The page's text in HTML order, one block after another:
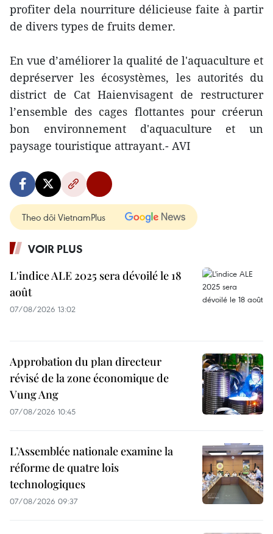
profiter dela nourriture délicieuse faite à partir
de divers types de fruits demer.
En vue d’améliorer la qualité de l'aquaculture et
depréserver les écosystèmes, les autorités du
district de Cat Haienvisagent de restructurer
l’ensemble des cages flottantes pour créerun
bon environnement d'aquaculture et un
paysage touristique attrayant.- AVI
Theo dõi VietnamPlus
VOIR PLUS
L'indice ALE 2025 sera dévoilé le 18
août
07/08/2026 13:02
Approbation du plan directeur
révisé de la zone économique de
Vung Ang
07/08/2026 10:45
L’Assemblée nationale examine la
réforme de quatre lois
technologiques
07/08/2026 09:37